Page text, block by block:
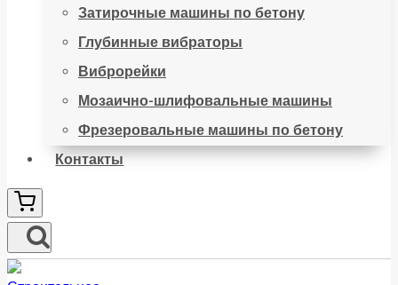
Затирочные машины по бетону
Глубинные вибраторы
Виброрейки
Мозаично-шлифовальные машины
Фрезеровальные машины по бетону
Контакты